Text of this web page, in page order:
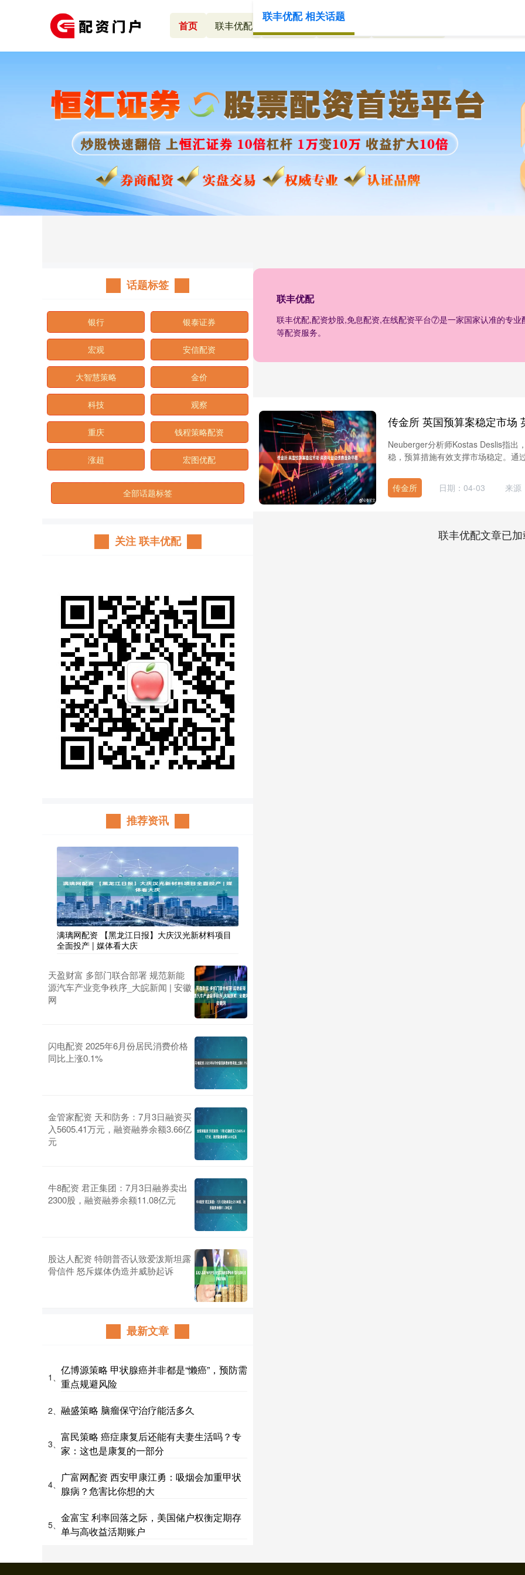
首页 联丰优配 配资炒股 免息配资
联丰优配
联丰优配,配资炒股,免息配资,在线配资平台⑦是一家国家认准的专
等配资服务。
联丰优配 相关话题
传金所 英国预算案稳定市场
Neuberger分析师Kostas Deslis指出
稳，预算措施有效支撑市场稳定。通
传金所 日期：04-03 来源
联丰优配文章已
话题标签
银行 银泰证券
宏观 安信配资
大智慧策略 金价
科技 观察
重庆 钱程策略配资
涨超 宏图优配
全部话题标签
关注 联丰优配
推荐资讯
满璃网配资 【黑龙江日报】大庆汉光新材料项目
全面投产 | 媒体看大庆
天盈财富 多部门联合部署 规范新能
源汽车产业竞争秩序_大皖新闻 | 安徽
网
闪电配资 2025年6月份居民消费价格
同比上涨0.1%
金管家配资 天和防务：7月3日融资买
入5605.41万元，融资融券余额3.66亿
元
牛8配资 君正集团：7月3日融券卖出
2300股，融资融券余额11.08亿元
股达人配资 特朗普否认致爱泼斯坦露
骨信件 怒斥媒体伪造并威胁起诉
最新文章
1、
亿博源策略 甲状腺癌并非都是“懒癌”，预防需
重点规避风险
2、 融盛策略 脑瘤保守治疗能活多久
3、
富民策略 癌症康复后还能有夫妻生活吗？专
家：这也是康复的一部分
4、
广富网配资 西安甲康江勇：吸烟会加重甲状
腺病？危害比你想的大
5、
金富宝 利率回落之际，美国储户权衡定期存
单与高收益活期账户